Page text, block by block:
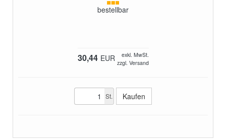
bestellbar
30,44 EUR
exkl. MwSt.
zzgl. Versand
St.